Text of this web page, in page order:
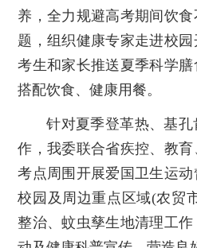
养，全力规避高考期间饮
题，组织健康专家走进校
考生和家长推送夏季科学
搭配饮食、健康用餐。
针对夏季登革热、基
作，我委联合省疾控、教
考点周围开展爱国卫生运动
校园及周边重点区域(农贸
整治、蚊虫孳生地清理工